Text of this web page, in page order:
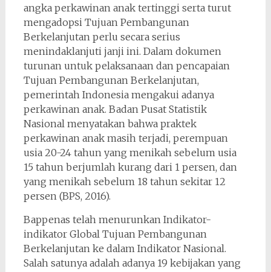
angka perkawinan anak tertinggi serta turut
mengadopsi Tujuan Pembangunan
Berkelanjutan perlu secara serius
menindaklanjuti janji ini. Dalam dokumen
turunan untuk pelaksanaan dan pencapaian
Tujuan Pembangunan Berkelanjutan,
pemerintah Indonesia mengakui adanya
perkawinan anak. Badan Pusat Statistik
Nasional menyatakan bahwa praktek
perkawinan anak masih terjadi, perempuan
usia 20-24 tahun yang menikah sebelum usia
15 tahun berjumlah kurang dari 1 persen, dan
yang menikah sebelum 18 tahun sekitar 12
persen (BPS, 2016).
Bappenas telah menurunkan Indikator-
indikator Global Tujuan Pembangunan
Berkelanjutan ke dalam Indikator Nasional.
Salah satunya adalah adanya 19 kebijakan yang